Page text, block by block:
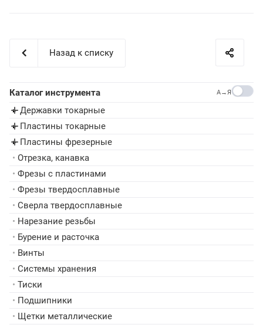
Назад к списку
Каталог инструмента A→Я
▸ Державки токарные
▸ Пластины токарные
▸ Пластины фрезерные
• Отрезка, канавка
• Фрезы с пластинами
• Фрезы твердосплавные
• Сверла твердосплавные
• Нарезание резьбы
• Бурение и расточка
• Винты
• Системы хранения
• Тиски
• Подшипники
• Щетки металлические